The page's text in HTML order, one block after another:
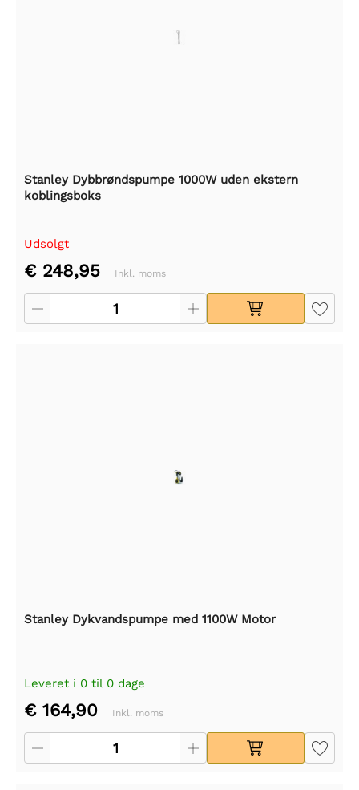
Stanley Dybbrøndspumpe 1000W uden ekstern
koblingsboks
Udsolgt
€ 248,95 Inkl. moms
Stanley Dykvandspumpe med 1100W Motor
Leveret i 0 til 0 dage
€ 164,90 Inkl. moms